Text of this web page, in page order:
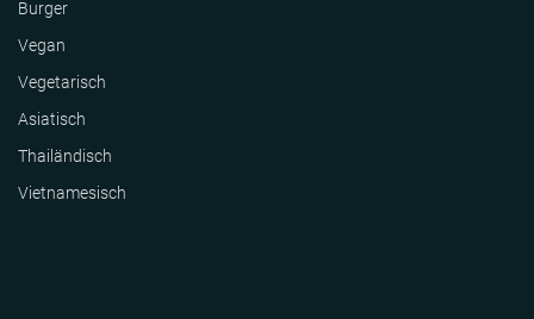
Burger
Vegan
Vegetarisch
Asiatisch
Thailändisch
Vietnamesisch